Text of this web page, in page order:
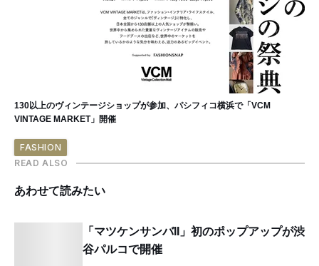
130以上のヴィンテージショップが参加、パシフィコ横浜で「VCM
VINTAGE MARKET」開催
FASHION
READ ALSO
あわせて読みたい
「マツケンサンバII」初のポップアップが渋
谷パルコで開催